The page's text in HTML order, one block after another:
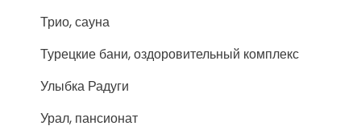
Трио, сауна
Турецкие бани, оздоровительный комплекс
Улыбка Радуги
Урал, пансионат